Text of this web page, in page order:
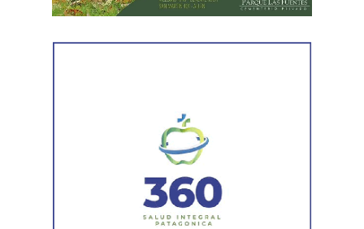
Laboralistas, Mariana Amartino y Matías Cremonte, y el
Trabajo (ANJUT), Juan Orsini.
muerta. Con esta reforma, estamos frente a un régimen de
compraventa de la fuerza de trabajo. En la Argentina,
enfrentamos un ataque al Estado de Derecho, a la
democracia, a la Constitución Nacional y al sistema
interamericano de derechos humanos. Por eso es que
esta comisión debe actuar».